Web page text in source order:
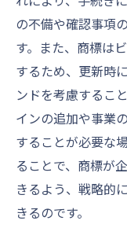
の不備や確認事項
す。また、商標は
するため、更新時
ンドを考慮するこ
インの追加や事業
することが必要な
ることで、商標が
きるよう、戦略的
きるのです。